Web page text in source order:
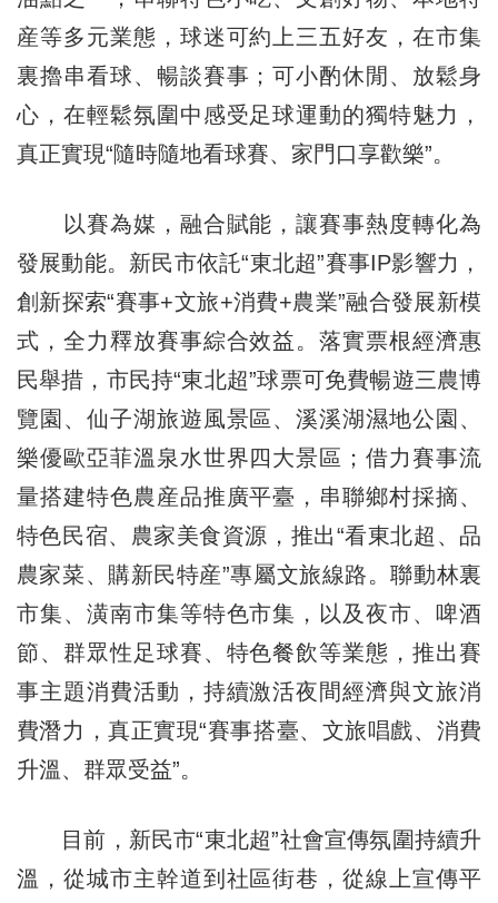
産等多元業態，球迷可約上三五好友，在市集
裏擼串看球、暢談賽事；可小酌休閒、放鬆身
心，在輕鬆氛圍中感受足球運動的獨特魅力，
真正實現“隨時隨地看球賽、家門口享歡樂”。
以賽為媒，融合賦能，讓賽事熱度轉化為
發展動能。新民市依託“東北超”賽事IP影響力，
創新探索“賽事+文旅+消費+農業”融合發展新模
式，全力釋放賽事綜合效益。落實票根經濟惠
民舉措，市民持“東北超”球票可免費暢遊三農博
覽園、仙子湖旅遊風景區、溪溪湖濕地公園、
樂優歐亞菲溫泉水世界四大景區；借力賽事流
量搭建特色農産品推廣平臺，串聯鄉村採摘、
特色民宿、農家美食資源，推出“看東北超、品
農家菜、購新民特産”專屬文旅線路。聯動林裏
市集、潢南市集等特色市集，以及夜市、啤酒
節、群眾性足球賽、特色餐飲等業態，推出賽
事主題消費活動，持續激活夜間經濟與文旅消
費潛力，真正實現“賽事搭臺、文旅唱戲、消費
升溫、群眾受益”。
目前，新民市“東北超”社會宣傳氛圍持續升
溫，從城市主幹道到社區街巷，從線上宣傳平